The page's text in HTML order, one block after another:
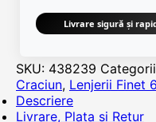
Livrare sigură și
SKU: 438239
Craciun, Lenjerii Finet
Descriere
Livrare, Plata si Retur